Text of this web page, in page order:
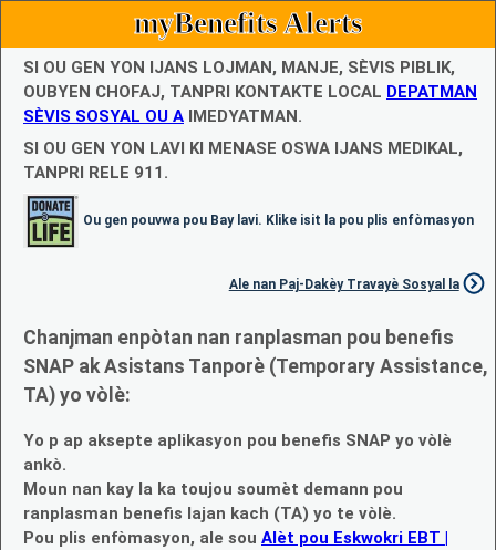
myBenefits Alerts
SI OU GEN YON IJANS LOJMAN, MANJE, SÈVIS PIBLIK,
OUBYEN CHOFAJ, TANPRI KONTAKTE LOCAL DEPATMAN
SÈVIS SOSYAL OU A IMEDYATMAN.
SI OU GEN YON LAVI KI MENASE OSWA IJANS MEDIKAL,
TANPRI RELE 911.
Ou gen pouvwa pou Bay lavi. Klike isit la pou plis enfòmasyon
Ale nan Paj-Dakèy Travayè Sosyal la
Chanjman enpòtan nan ranplasman pou benefis
SNAP ak Asistans Tanporè (Temporary Assistance,
TA) yo vòlè:
Yo p ap aksepte aplikasyon pou benefis SNAP yo vòlè
ankò.
Moun nan kay la ka toujou soumèt demann pou
ranplasman benefis lajan kach (TA) yo te vòlè.
Pou plis enfòmasyon, ale sou Alèt pou Eskwokri EBT |